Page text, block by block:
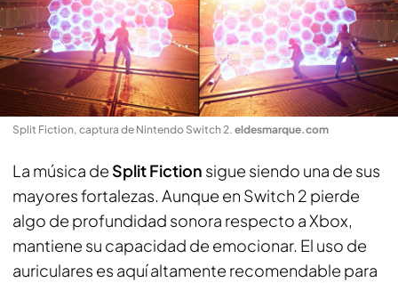
Split Fiction, captura de Nintendo Switch 2. eldesmarque.com
La música de Split Fiction sigue siendo una de sus
mayores fortalezas. Aunque en Switch 2 pierde
algo de profundidad sonora respecto a Xbox,
mantiene su capacidad de emocionar. El uso de
auriculares es aquí altamente recomendable para